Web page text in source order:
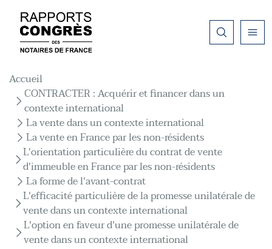
Fil d'Ariane
Accueil
CONTRACTER : Acquérir et financer dans un
contexte international
La vente dans un contexte international
La vente en France par les non-résidents
L'orientation particulière du contrat de vente
d'immeuble en France par les non-résidents
La forme de l'avant-contrat
L'efficacité particulière de la promesse unilatérale de
vente dans un contexte international
L'option en faveur d'une promesse unilatérale de
vente dans un contexte international